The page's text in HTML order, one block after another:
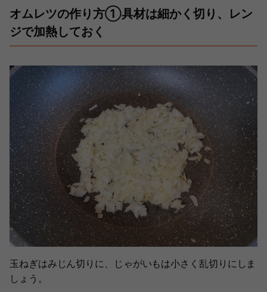
オムレツの作り方①具材は細かく切り、レン
ジで加熱しておく
玉ねぎはみじん切りに、じゃがいもは小さく乱切りにしま
しょう。